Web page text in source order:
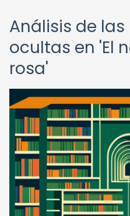
Análisis de
ocultas en 'El
rosa'